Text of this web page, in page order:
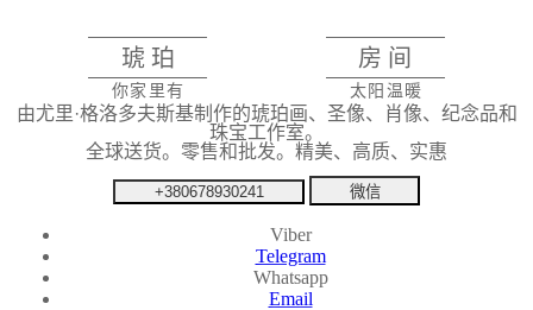
琥珀 房间
你家里有 太阳温暖
由尤里·格洛多夫斯基制作的琥珀画、圣像、肖像、纪念品和
珠宝工作室。
全球送货。零售和批发。精美、高质、实惠
+380678930241 微信
Viber
Telegram
Whatsapp
Email